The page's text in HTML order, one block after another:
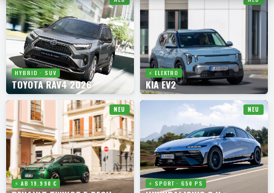
HYBRID · SUV
TOYOTA RAV4 2026
⚡ ELEKTRO
KIA EV2
NEU
⚡ AB 19.990 €
NEU
⚡ SPORT · 650 PS